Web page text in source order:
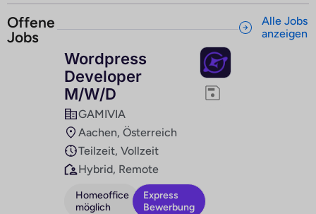
Offene
Jobs
Wordpress
Developer
M/W/D
GAMIVIA
Aachen, Österreich
Teilzeit, Vollzeit
Hybrid, Remote
Homeoffice
möglich
Express
Bewerbung
Alle Jobs
anzeigen